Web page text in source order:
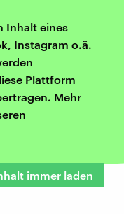
Inhalt eines
Instagram o.ä.
Plattform
Mehr
immer laden